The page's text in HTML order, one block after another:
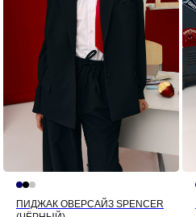
ПИДЖАК ОВЕРСАЙЗ SPENCER